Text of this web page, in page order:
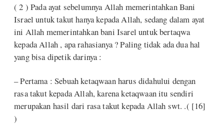
( 2 ) Pada ayat sebelumnya Allah memerintahkan Bani
Israel untuk takut hanya kepada Allah, sedang dalam ayat
ini Allah memerintahkan bani Isarel untuk bertaqwa
kepada Allah , apa rahasianya ? Paling tidak ada dua hal
yang bisa dipetik darinya :
– Pertama : Sebuah ketaqwaan harus didahului dengan
rasa takut kepada Allah, karena ketaqwaan itu sendiri
merupakan hasil dari rasa takut kepada Allah swt. .( [16]
)